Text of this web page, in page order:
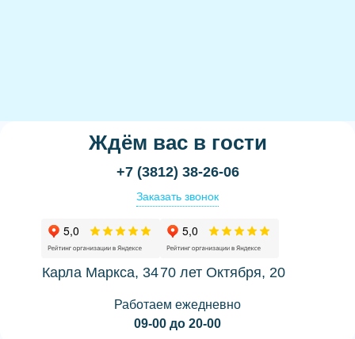
Ждём вас в гости
+7 (3812) 38-26-06
Заказать звонок
Карла Маркса, 3470 лет Октября, 20
Работаем ежедневно
09-00 до 20-00